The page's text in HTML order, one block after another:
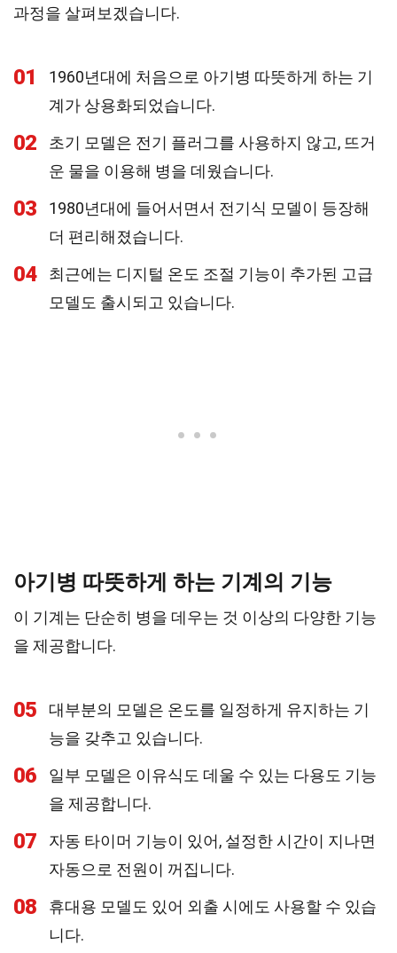
과정을 살펴보겠습니다.
01
1960년대에 처음으로 아기병 따뜻하게 하는 기
계가 상용화되었습니다.
02
초기 모델은 전기 플러그를 사용하지 않고, 뜨거
운 물을 이용해 병을 데웠습니다.
03
1980년대에 들어서면서 전기식 모델이 등장해
더 편리해졌습니다.
04
최근에는 디지털 온도 조절 기능이 추가된 고급
모델도 출시되고 있습니다.
아기병 따뜻하게 하는 기계의 기능
이 기계는 단순히 병을 데우는 것 이상의 다양한 기능
을 제공합니다.
05
대부분의 모델은 온도를 일정하게 유지하는 기
능을 갖추고 있습니다.
06
일부 모델은 이유식도 데울 수 있는 다용도 기능
을 제공합니다.
07
자동 타이머 기능이 있어, 설정한 시간이 지나면
자동으로 전원이 꺼집니다.
08
휴대용 모델도 있어 외출 시에도 사용할 수 있습
니다.